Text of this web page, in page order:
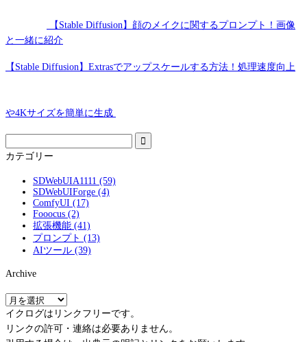
【Stable Diffusion】顔のメイクに関するプロンプト！画像
と一緒に紹介
【Stable Diffusion】Extrasでアップスケールする方法！処理速度向上
や4Kサイズを簡単に生成
カテゴリー
SDWebUIA1111 (59)
SDWebUIForge (4)
ComfyUI (17)
Fooocus (2)
拡張機能 (41)
プロンプト (13)
AIツール (39)
Archive
A
r
h
イクログはリンクフリーです。
リンクの許可・連絡は必要ありません。